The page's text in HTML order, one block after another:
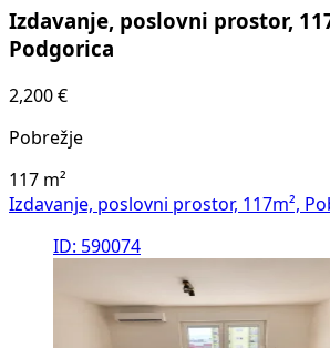
Izdavanje, poslovni prostor,
Podgorica
2,200 €
Pobrežje
117 m²
Izdavanje, poslovni prostor, 117m²,
ID: 590074